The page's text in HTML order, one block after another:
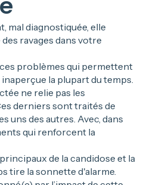
mal diagnostiquée, elle
ravages dans votre
problèmes qui permettent
la plupart du temps.
ne relie pas les
derniers sont traités de
uns des autres. Avec, dans
qui renforcent la
de la candidose et la
tire la sonnette d'alarme.